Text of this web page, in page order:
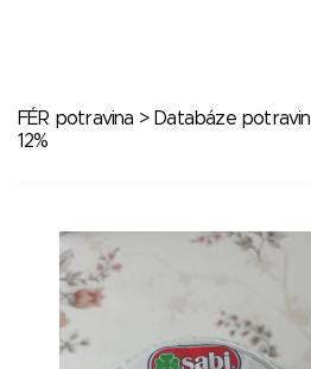
FÉR potravina > Databáze potravin
12%